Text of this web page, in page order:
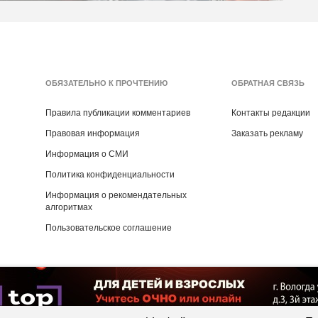
ОБЯЗАТЕЛЬНО К ПРОЧТЕНИЮ
Правила публикации комментариев
Правовая информация
Информация о СМИ
Политика конфиденциальности
Информация о рекомендательных
алгоритмах
Пользовательское соглашение
ОБРАТНАЯ СВЯЗЬ
Контакты редакции
Заказать рекламу
Copyright ©2016- 2026Рекламная группа «Медиа консалт»